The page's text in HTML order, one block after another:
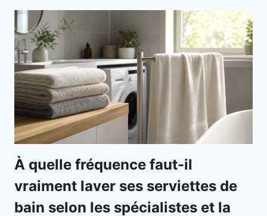
À quelle fréquence faut-il
vraiment laver ses serviettes de
bain selon les spécialistes et la